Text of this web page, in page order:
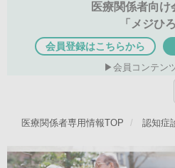
医療関係者向け
「メジひ
会員登録はこちらから
会員コンテン
医療関係者専用情報TOP 認知症